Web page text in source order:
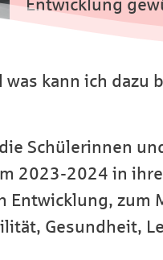
Entwicklung
kann ich dazu
Schülerinnen
2023-2024 in
Entwicklung, zum
Gesundheit,